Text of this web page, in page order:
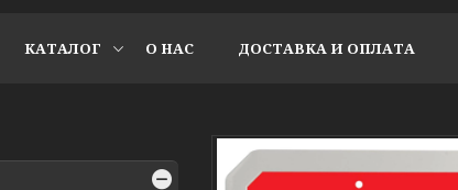
КАТАЛОГ О НАС ДОСТАВКА И ОПЛАТА